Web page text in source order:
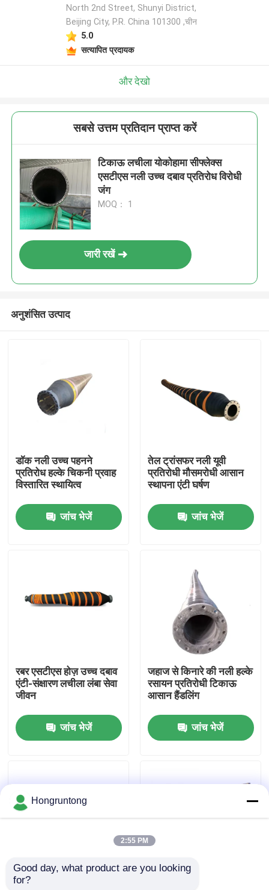
कारखाना भ्रमण
गुणवत्ता नियंत्रण
डॉक रबर फेंडर
वायवीय रबर फेंडर
North 2nd Street, Shunyi District,
Beijing City, P.R. China 101300 ,चीन
5.0
सत्यापित प्रदायक
और देखो
सबसे उत्तम प्रतिदान प्राप्त करें
टिकाऊ लचीला योकोहामा सीफ्लेक्स
एसटीएस नली उच्च दबाव प्रतिरोध विरोधी
जंग
MOQ： 1
जारी रखें
अनुशंसित उत्पाद
डॉक नली उच्च पहनने
प्रतिरोध हल्के चिकनी प्रवाह
विस्तारित स्थायित्व
जांच भेजें
तेल ट्रांसफर नली यूवी
प्रतिरोधी मौसमरोधी आसान
स्थापना एंटी घर्षण
जांच भेजें
रबर एसटीएस होज़ उच्च दबाव
एंटी-संक्षारण लचीला लंबा सेवा
जीवन
जांच भेजें
जहाज से किनारे की नली हल्के
रसायन प्रतिरोधी टिकाऊ
आसान हैंडलिंग
जांच भेजें
समुद्री स्थानांतरण नली गर्मी
Hongruntong
2:55 PM
Good day, what product are you looking
for?